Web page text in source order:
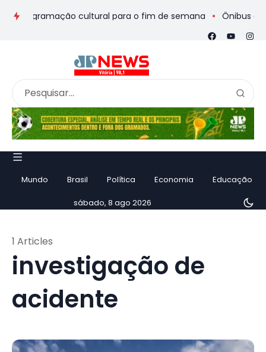
programação cultural para o fim de semana Ônibus de
Mundo Brasil Política Economia Educação
sábado, 8 ago 2026
investigação de
acidente
1 Articles